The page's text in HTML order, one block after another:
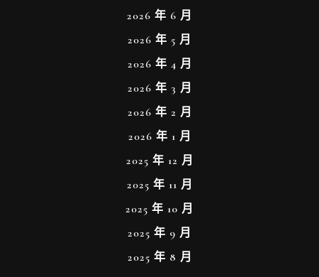
2026 年 6 月
2026 年 5 月
2026 年 4 月
2026 年 3 月
2026 年 2 月
2026 年 1 月
2025 年 12 月
2025 年 11 月
2025 年 10 月
2025 年 9 月
2025 年 8 月